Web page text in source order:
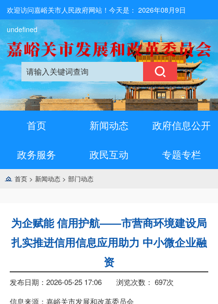
欢迎访问嘉峪关市人民政府网站！今天是：2026年08月9日
undefined
首页 新闻动态 政府信息公开
政务服务 政民互动 专题专栏
首页 > 新闻动态 > 部门动态
为企赋能 信用护航——市营商环境建设局
扎实推进信用信息应用助力 中小微企业融
资
发布日期：2026-05-25 17:06 浏览次数： 697次
信息来源：嘉峪关市发展和改革委员会